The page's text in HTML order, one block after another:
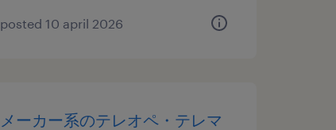
posted 10 april 2026
メーカー系のテレオペ・テレマ